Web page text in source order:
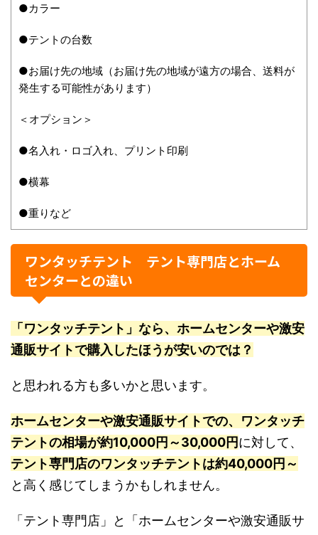
●カラー
●テントの台数
●お届け先の地域（お届け先の地域が遠方の場合、送料が
発生する可能性があります）
＜オプション＞
●名入れ・ロゴ入れ、プリント印刷
●横幕
●重りなど
ワンタッチテント テント専門店とホーム
センターとの違い
「ワンタッチテント」なら、ホームセンターや激安
通販サイトで購入したほうが安いのでは？
と思われる方も多いかと思います。
ホームセンターや激安通販サイトでの、ワンタッチ
テントの相場が約10,000円～30,000円に対して、
テント専門店のワンタッチテントは約40,000円～
と高く感じてしまうかもしれません。
「テント専門店」と「ホームセンターや激安通販サ